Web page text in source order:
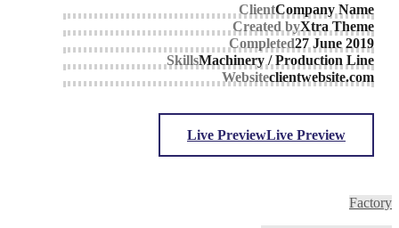
ClientCompany Name
Created byXtra Theme
Completed27 June 2019
SkillsMachinery / Production Line
Websiteclientwebsite.com
Live PreviewLive Preview
Factory